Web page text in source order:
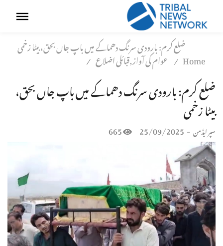
ضلع کرم: بارودی سرنگ دھماکے میں باپ جاں بحق، بیٹا زخمی
Home
/ عوام کی آواز,قبائلی اضلاع /
ضلع کرم: بارودی سرنگ دھماکے میں باپ جاں بحق،
بیٹا زخمی
سپر ایڈمن -
25/09/2025